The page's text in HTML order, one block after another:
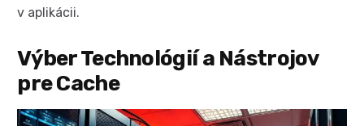
v aplikácii.
Výber Technológií a Nástrojov
pre Cache